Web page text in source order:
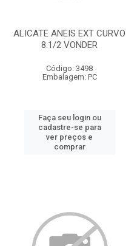
ALICATE ANEIS EXT CURVO
8.1/2 VONDER
Código: 3498
Embalagem: PC
Faça seu login ou
cadastre-se para
ver preços e
comprar